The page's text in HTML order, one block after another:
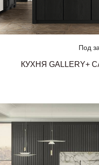
Под
КУХНЯ GALLERY+